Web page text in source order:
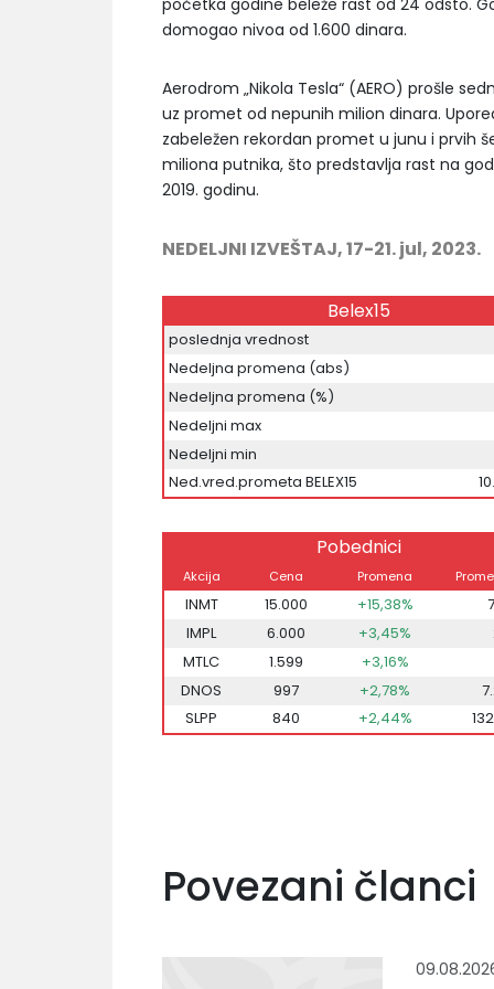
početka godine beleže rast od 24 odsto.
domogao nivoa od 1.600 dinara.
Aerodrom „Nikola Tesla“ (AERO) prošle
uz promet od nepunih milion dinara.
zabeležen rekordan promet u junu i prvih
miliona putnika, što predstavlja rast na
2019. godinu.
NEDELJNI IZVEŠTAJ, 17-21. jul, 2023.
Belex15
poslednja vrednost
Nedeljna promena (abs)
Nedeljna promena (%)
Nedeljni max
Nedeljni min
Ned.vred.prometa BELEX15
Pobednici
Akcija Cena Promena
INMT 15.000 +15,38%
IMPL
6.000 +3,45%
MTLC
1.599
+3,16%
DNOS
997 +2,78%
SLPP
840 +2,44%
Povezani članci